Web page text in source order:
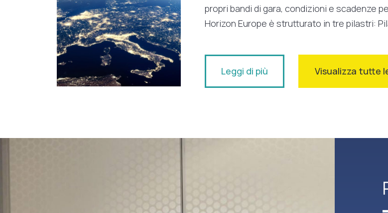
propri bandi di gara, condizioni e scadenze
Horizon Europe è strutturato in tre pilastri:
Leggi di più Visualizza tutte